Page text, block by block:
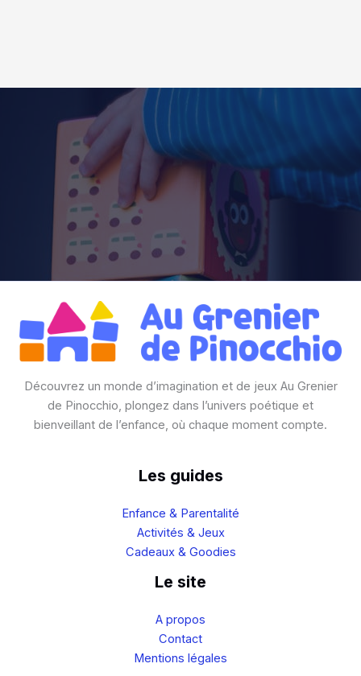
Découvrez un monde d’imagination et de jeux Au Grenier
de Pinocchio, plongez dans l’univers poétique et
bienveillant de l’enfance, où chaque moment compte.
Les guides
Enfance & Parentalité
Activités & Jeux
Cadeaux & Goodies
Le site
A propos
Contact
Mentions légales